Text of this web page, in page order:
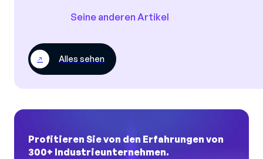
Seine anderen Artikel
Alles sehen
Profitieren Sie von den Erfahrungen von
300+ Industrieunternehmen.